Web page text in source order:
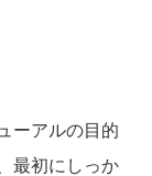
ーアルの目的
最初にしっか